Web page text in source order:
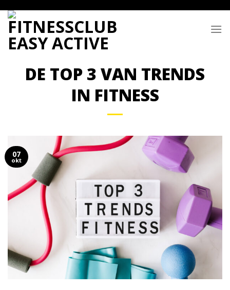
content
DE TOP 3 VAN TRENDS
IN FITNESS
07
okt